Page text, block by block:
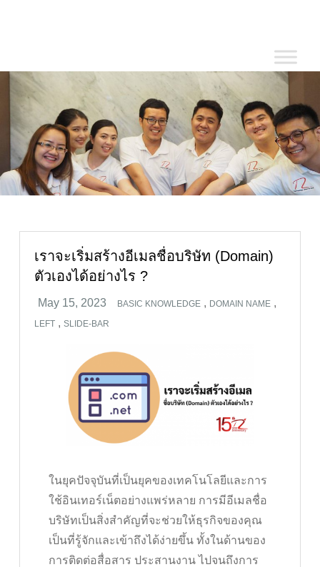
เราจะเริ่มสร้างอีเมลชื่อบริษัท (Domain)
ตัวเองได้อย่างไร ?
BASIC KNOWLEDGE , DOMAIN NAME ,
LEFT ,SLIDE-BAR
ในยุคปัจจุบันที่เป็นยุคของเทคโนโลยีและการ
ใช้อินเทอร์เน็ตอย่างแพร่หลาย การมีอีเมลชื่อ
บริษัทเป็นสิ่งสำคัญที่จะช่วยให้ธุรกิจของคุณ
เป็นที่รู้จักและเข้าถึงได้ง่ายขึ้น ทั้งในด้านของ
การติดต่อสื่อสาร ประสานงาน ไปจนถึงการ